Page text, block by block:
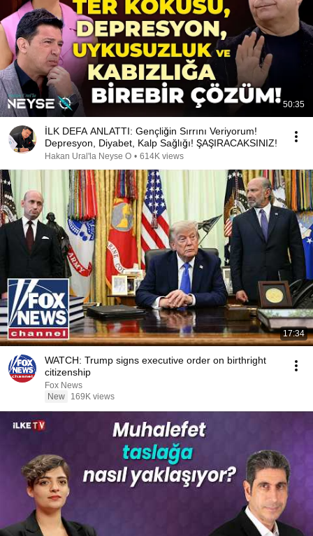
50:35
İLK DEFA ANLATTI: Gençliğin Sırrını Veriyorum!
Depresyon, Diyabet, Kalp Sağlığı! ŞAŞIRACAKSINIZ!
Hakan Ural'la Neyse O • 614K views
17:34
WATCH: Trump signs executive order on birthright
citizenship
Fox News
New
169K views